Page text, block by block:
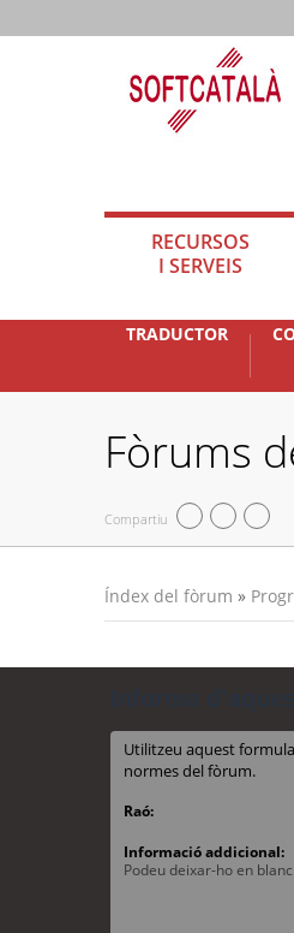
RECURSOS
I SERVEIS
TRADUCTOR
Fòrums
Compartiu
Índex del fòrum »
Utilitzeu aquest
normes del fòrum.
Raó:
Informació addicional:
Podeu deixar-ho en blanc.